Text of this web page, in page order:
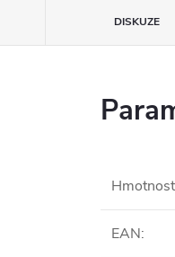
DISKUZE
Hmotnost
EAN: